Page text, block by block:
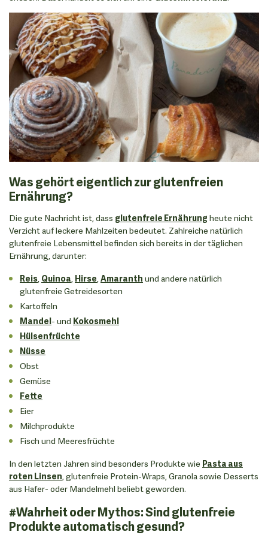
Was gehört eigentlich zur glutenfreien
Ernährung?
Die gute Nachricht ist, dass glutenfreie Ernährung heute nicht
Verzicht auf leckere Mahlzeiten bedeutet. Zahlreiche natürlich
glutenfreie Lebensmittel befinden sich bereits in der täglichen
Ernährung, darunter:
Reis, Quinoa, Hirse,Amaranth und andere natürlich
glutenfreie Getreidesorten
Kartoffeln
Mandel- und Kokosmehl
Hülsenfrüchte
Nüsse
Obst
Gemüse
Fette
Eier
Milchprodukte
Fisch und Meeresfrüchte
In den letzten Jahren sind besonders Produkte wie Pasta aus
roten Linsen, glutenfreie Protein-Wraps, Granola sowie Desserts
aus Hafer- oder Mandelmehl beliebt geworden.
#Wahrheit oder Mythos: Sind glutenfreie
Produkte automatisch gesund?